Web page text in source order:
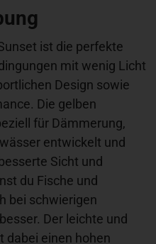
ist die perfekte
mit wenig Licht
Design sowie
Die gelben
für Dämmerung,
entwickelt und
Sicht und
du Fische und
bei schwierigen
Der leichte und
dabei einen hohen